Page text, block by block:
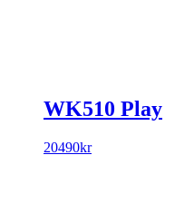
WK510 Play
20490kr